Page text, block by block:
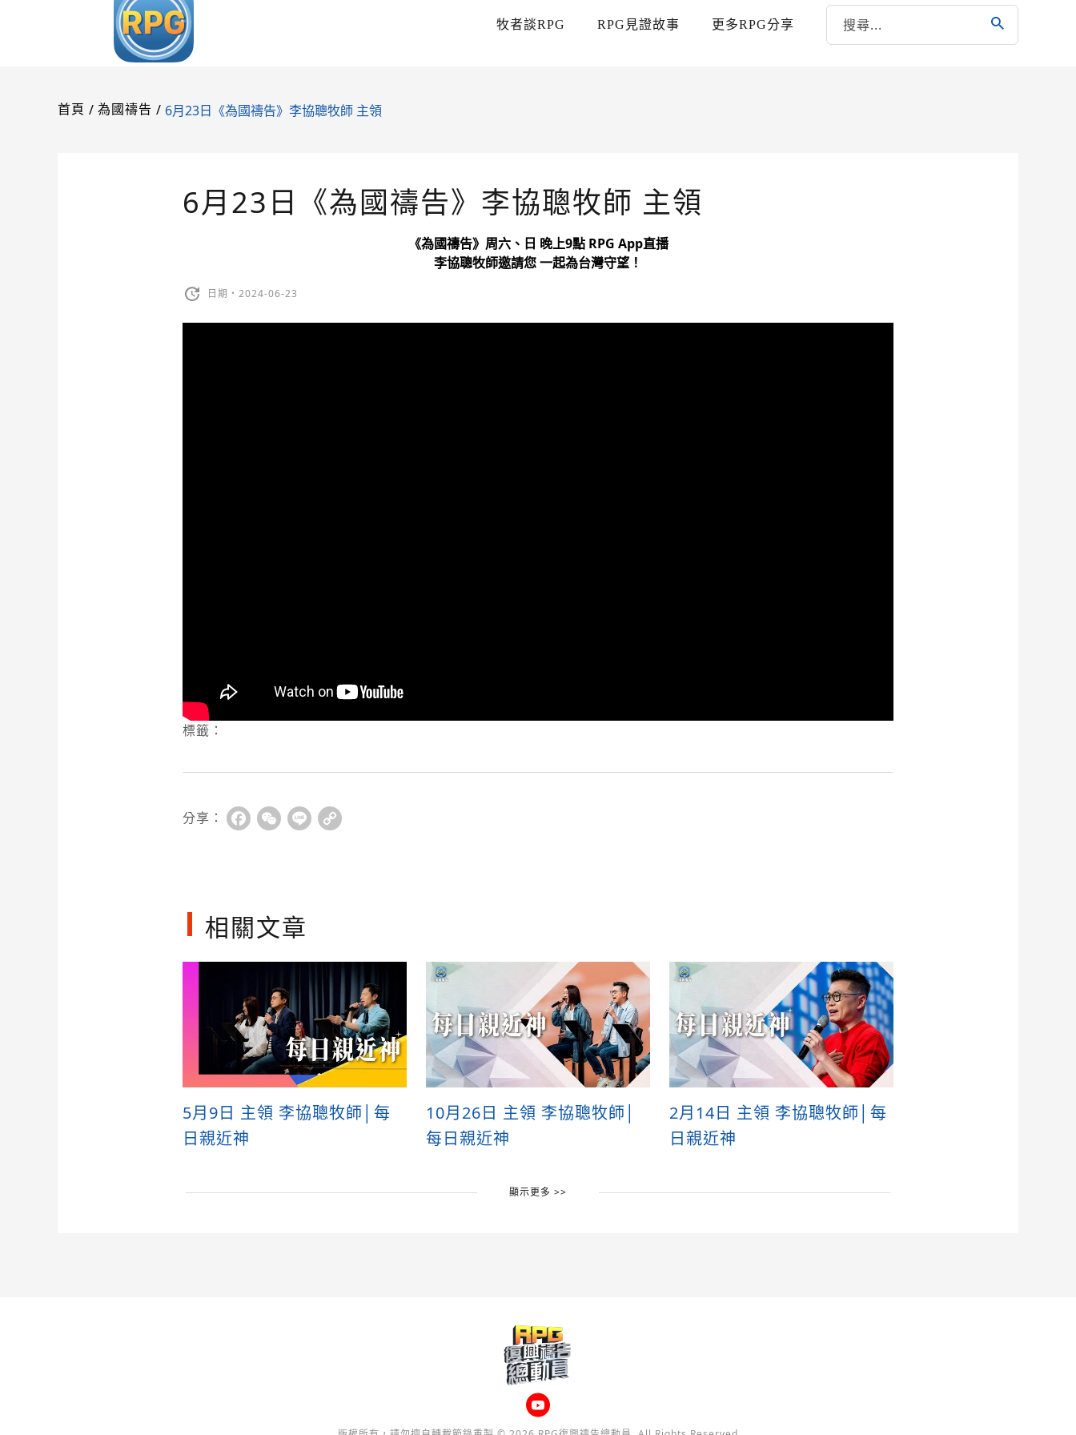
牧者談RPG RPG見證故事 更多RPG分享
首頁 / 為國禱告 / 6月23日《為國禱告》李協聰牧師 主領
6月23日《為國禱告》李協聰牧師 主領
《為國禱告》周六、日 晚上9點 RPG App直播
李協聰牧師邀請您 一起為台灣守望！
日期・2024-06-23
標籤：
分享： FacebookWeChat
Line
相關文章
5月9日 主領 李協聰牧師│每
日親近神
10月26日 主領 李協聰牧師│
每日親近神
2月14日 主領 李協聰牧師│每
日親近神
顯示更多 >>